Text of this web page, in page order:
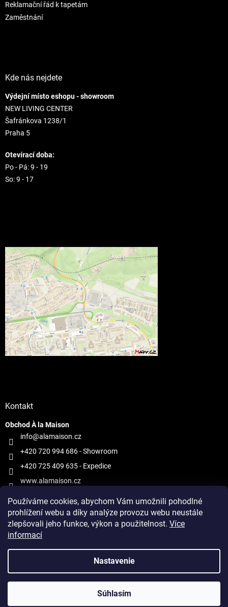
Používáme cookies, abychom Vám umožnili pohodlné
prohlížení webu a díky analýze provozu webu neustále
zlepšovali jeho funkce, výkon a použitelnost. Více
informací
Nastavenie
Súhlasím
Reklamační řád k tapetám
Zaměstnání
Kde nás nejdete
Výdejní místo eshopu - showroom
NEW LIVING CENTER
Šafránkova 1238/1
Praha 5
Otevírací doba:
Po - Pá: 9 - 19
So: 9 - 17
Kontakt
Obchod À la Maison
info@alamaison.cz
+420 720 994 686- Showroom
+420 725 409 635- Expedice
www.alamaison.cz
nastavenie cookies